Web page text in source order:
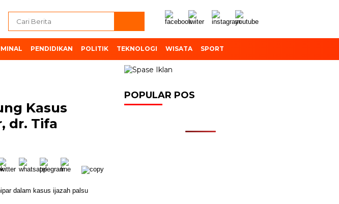
PENDIDIKAN POLITIK TEKNOLOGI WISATA SPORT
Kasus
dr. Tifa
POPULAR POS